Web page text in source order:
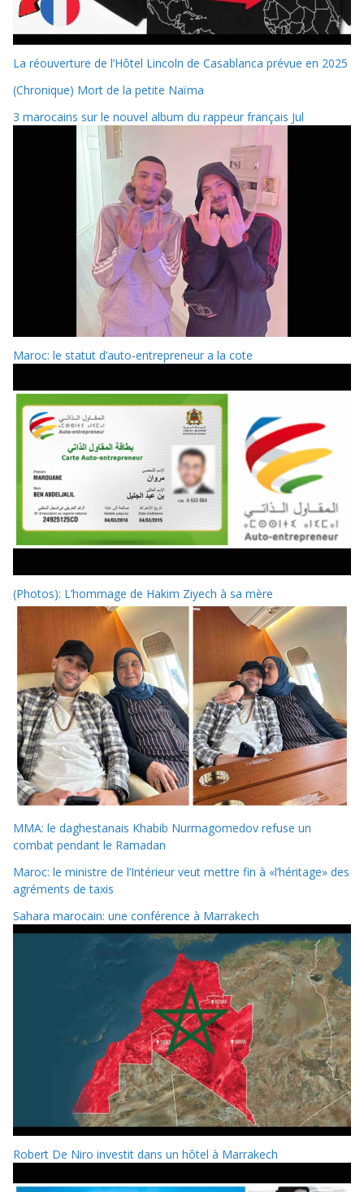
La réouverture de l’Hôtel Lincoln de Casablanca prévue en 2025
(Chronique) Mort de la petite Naïma
3 marocains sur le nouvel album du rappeur français Jul
Maroc: le statut d’auto-entrepreneur a la cote
(Photos): L’hommage de Hakim Ziyech à sa mère
MMA: le daghestanais Khabib Nurmagomedov refuse un
combat pendant le Ramadan
Maroc: le ministre de l’Intérieur veut mettre fin à «l’héritage» des
agréments de taxis
Sahara marocain: une conférence à Marrakech
Robert De Niro investit dans un hôtel à Marrakech